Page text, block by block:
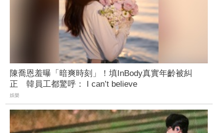
陳喬恩羞曝「暗爽時刻」！填InBody真實年齡被糾
正 韓員工都驚呼： I can’t believe
娛樂